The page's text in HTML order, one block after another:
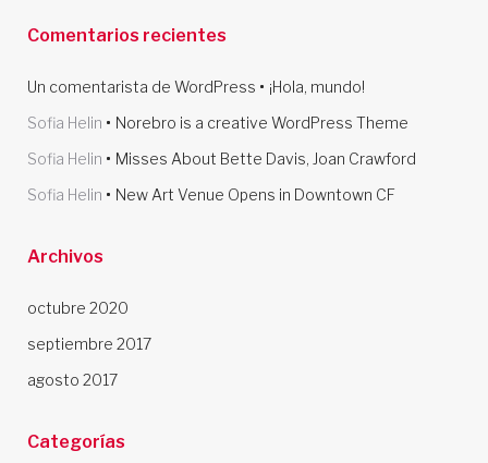
Comentarios recientes
Un comentarista de WordPress
¡Hola, mundo!
Sofia Helin
Norebro is a creative WordPress Theme
Sofia Helin
Misses About Bette Davis, Joan Crawford
Sofia Helin
New Art Venue Opens in Downtown CF
Archivos
octubre 2020
septiembre 2017
agosto 2017
Categorías